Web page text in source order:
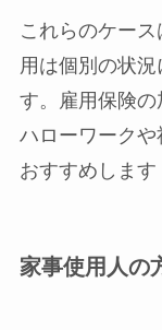
これらのケー
用は個別の状
す。雇用保険の
ハローワーク
おすすめします
家事使用人の